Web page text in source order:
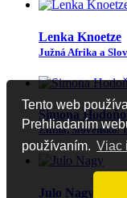
Tento web
Prehliadaním
používaním. Viac
Lenka Knoetze
Južná Afrika a
Simona
Žilina, Slovensko/
Julo Nagy